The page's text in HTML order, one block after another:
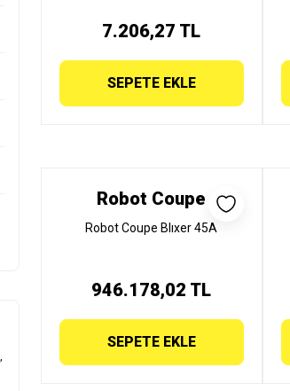
7.206,27 TL
SEPETE EKLE
Robot Coupe
Robot Coupe Blıxer 45A
946.178,02 TL
SEPETE EKLE